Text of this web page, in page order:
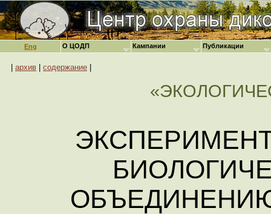
Eng
архив содержание
О ЦОДП Кампании Публикации